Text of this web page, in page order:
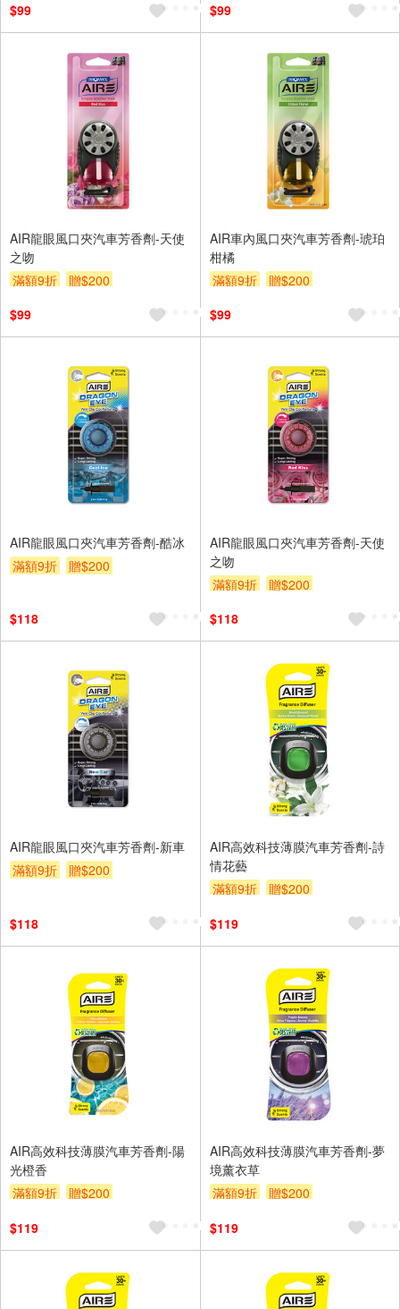
$99
$99
AIR龍眼風口夾汽車芳香劑-天使
之吻
滿額9折
贈$200
$99
AIR車內風口夾汽車芳香劑-琥珀
柑橘
滿額9折
贈$200
$99
AIR龍眼風口夾汽車芳香劑-酷冰
滿額9折
贈$200
$118
AIR龍眼風口夾汽車芳香劑-天使
之吻
滿額9折
贈$200
$118
AIR龍眼風口夾汽車芳香劑-新車
滿額9折
贈$200
$118
AIR高效科技薄膜汽車芳香劑-詩
情花藝
滿額9折
贈$200
$119
AIR高效科技薄膜汽車芳香劑-陽
光橙香
滿額9折
贈$200
$119
AIR高效科技薄膜汽車芳香劑-夢
境薰衣草
滿額9折
贈$200
$119